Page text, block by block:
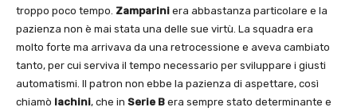
troppo poco tempo. Zamparini era abbastanza particolare e la
pazienza non è mai stata una delle sue virtù. La squadra era
molto forte ma arrivava da una retrocessione e aveva cambiato
tanto, per cui serviva il tempo necessario per sviluppare i giusti
automatismi. Il patron non ebbe la pazienza di aspettare, così
chiamò Iachini, che in Serie B era sempre stato determinante e